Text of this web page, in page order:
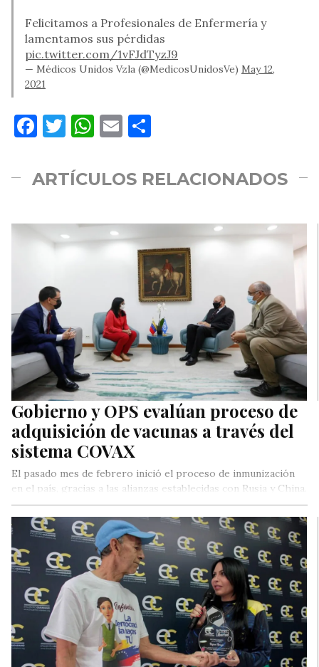
Felicitamos a Profesionales de Enfermería y
lamentamos sus pérdidas
pic.twitter.com/1vFJdTyzJ9
— Médicos Unidos Vzla (@MedicosUnidosVe) May 12,
2021
Facebook
Twitter
WhatsApp
Email
ARTÍCULOS RELACIONADOS
Gobierno y OPS evalúan proceso de
adquisición de vacunas a través del
sistema COVAX
El pasado mes de febrero inició el proceso de inmunización
en el país, gracias a las alianzas establecidas con Rusia y China.